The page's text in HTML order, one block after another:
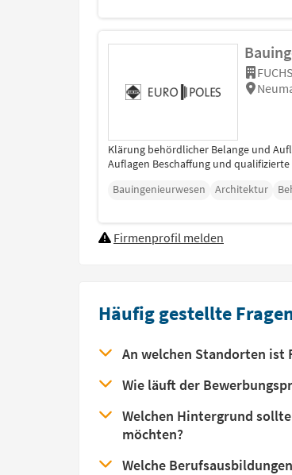
Klärung behördlicher Belange und
Auflagen Beschaffung und
Bauingenieurwesen
Architektur
Firmenprofil melden
Häufig gestellte
An welchen Standorten ist
Wie läuft der
Welchen Hintergrund
möchten?
Welche